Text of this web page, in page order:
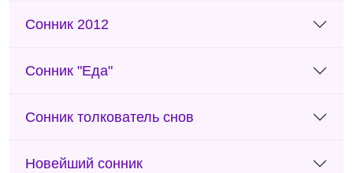
Сонник 2012
Сонник "Еда"
Сонник толкователь снов
Новейший сонник